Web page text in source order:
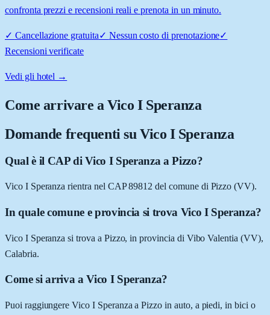
confronta prezzi e recensioni reali e prenota in un minuto.
✓ Cancellazione gratuita✓ Nessun costo di prenotazione✓
Recensioni verificate
Vedi gli hotel →
Come arrivare aVico I Speranza
Domande frequenti su Vico I Speranza
Qual è il CAP di Vico I Speranza a Pizzo?
Vico I Speranza rientra nel CAP 89812 del comune di Pizzo (VV).
In quale comune e provincia si trova Vico I Speranza?
Vico I Speranza si trova a Pizzo, in provincia di Vibo Valentia (VV),
Calabria.
Come si arriva a Vico I Speranza?
Puoi raggiungere Vico I Speranza a Pizzo in auto, a piedi, in bici o